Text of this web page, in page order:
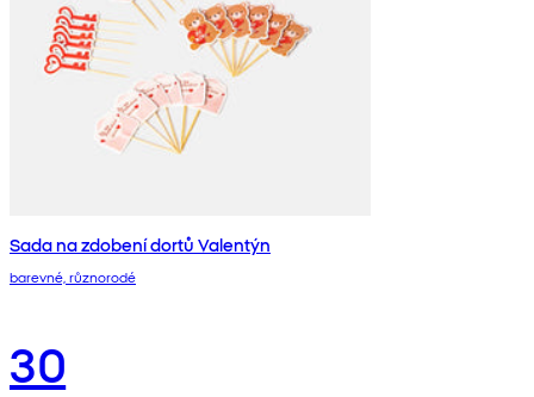
Sada na zdobení dortů Valentýn
barevné, různorodé
30